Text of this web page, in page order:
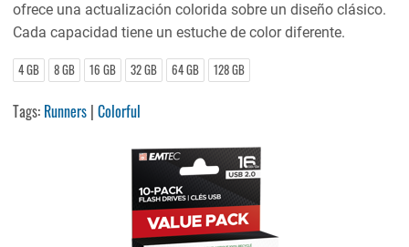
ofrece una actualización colorida sobre un diseño clásico.
Cada capacidad tiene un estuche de color diferente.
4 GB 8 GB 16 GB 32 GB 64 GB 128 GB
Tags: Runners |Colorful